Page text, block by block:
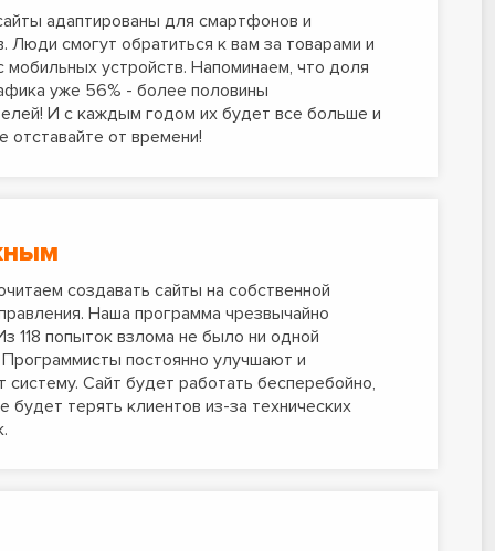
адаптированы для смартфонов и
Люди смогут обратиться к вам за товарами и
мобильных устройств. Напоминаем, что доля
уже 56% - более половины
И с каждым годом их будет все больше и
отставайте от времени!
создавать сайты на собственной
Наша программа чрезвычайно
118 попыток взлома не было ни одной
постоянно улучшают и
систему. Сайт будет работать бесперебойно,
будет терять клиентов из-за технических